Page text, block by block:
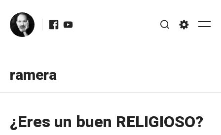
content
Facebook
Youtube
ramera
¿Eres un buen RELIGIOSO?